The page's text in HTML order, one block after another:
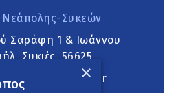
Νεάπολης-Συκεών
Σαράφη 1 & Ιωάννου
Συκιές, 56625
×